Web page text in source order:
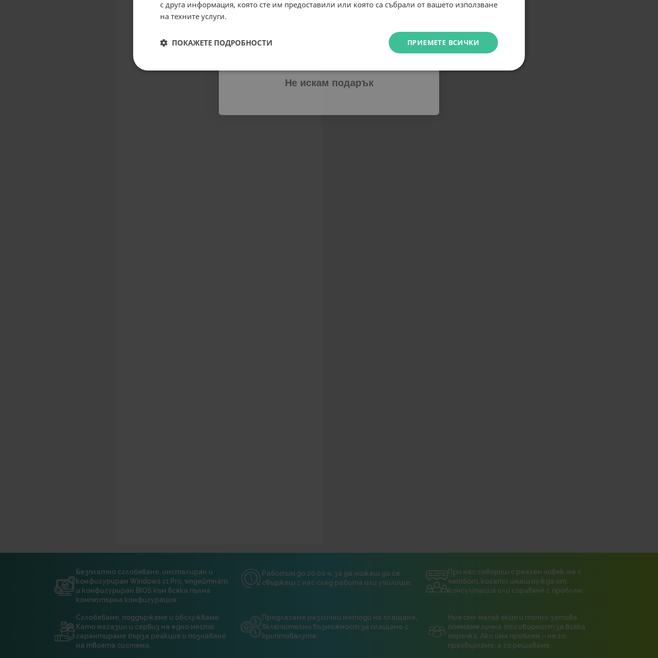
Безплатно сглобяване, инсталиран и
конфигуриран Windows 11 Pro, ъпдейтнат
и конфигуриран BIOS към всяка пълна
компютърна конфигурация.
Работим до 20:00 ч, за да можеш да се
свържеш с нас след работа или училище.
При нас говориш с реален човек, не с
чатбот, когато имаш нужда от
консултация или справяне с проблем.
Сглобяваме, поддържаме и обслужваме.
Като магазин и сервиз на едно място
гарантираме бърза реакция и познаване
на твоята система.
Предлагаме различни методи на плащане,
включително възможност за плащане с
криптовалута.
Ние сме малък екип и точно затова
поемаме лична отговорност за всяка
поръчка. Ако има проблем – не го
прехвърляме, а го решаваме.
с друга информация, която сте им предоставили или която са събрали от вашето използване
на техните услуги.
ПРИЕМЕТЕ ВСИЧКИ
ПОКАЖЕТЕ ПОДРОБНОСТИ
Email
Не искам подарък